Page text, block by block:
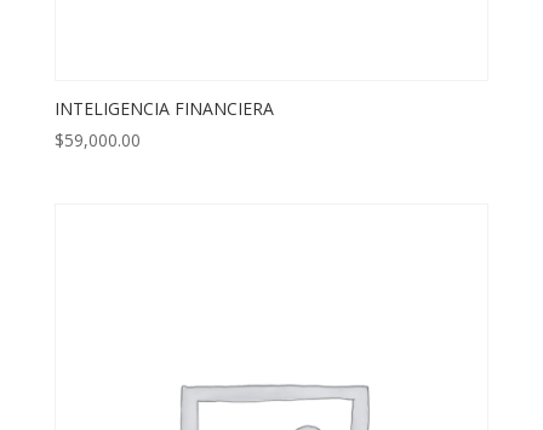
INTELIGENCIA FINANCIERA
$59,000.00